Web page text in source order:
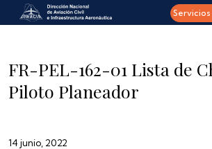
Pasar al contenido principal
FR-PEL-162-01 Lista de
Piloto Planeador
14 junio, 2022